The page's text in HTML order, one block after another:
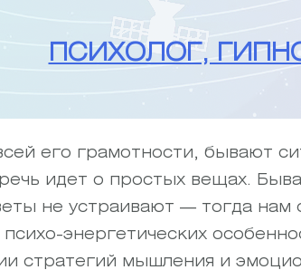
ПСИХОЛОГ,
его грамотности, бывают
идет о простых вещах.
не устраивают — тогда
энергетических
стратегий мышления и